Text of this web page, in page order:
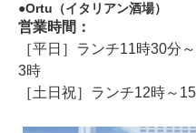
Ortu（イタリアン酒場）
営業時間：
［平日］ランチ11時30分
3時
［土日祝］ランチ12時～